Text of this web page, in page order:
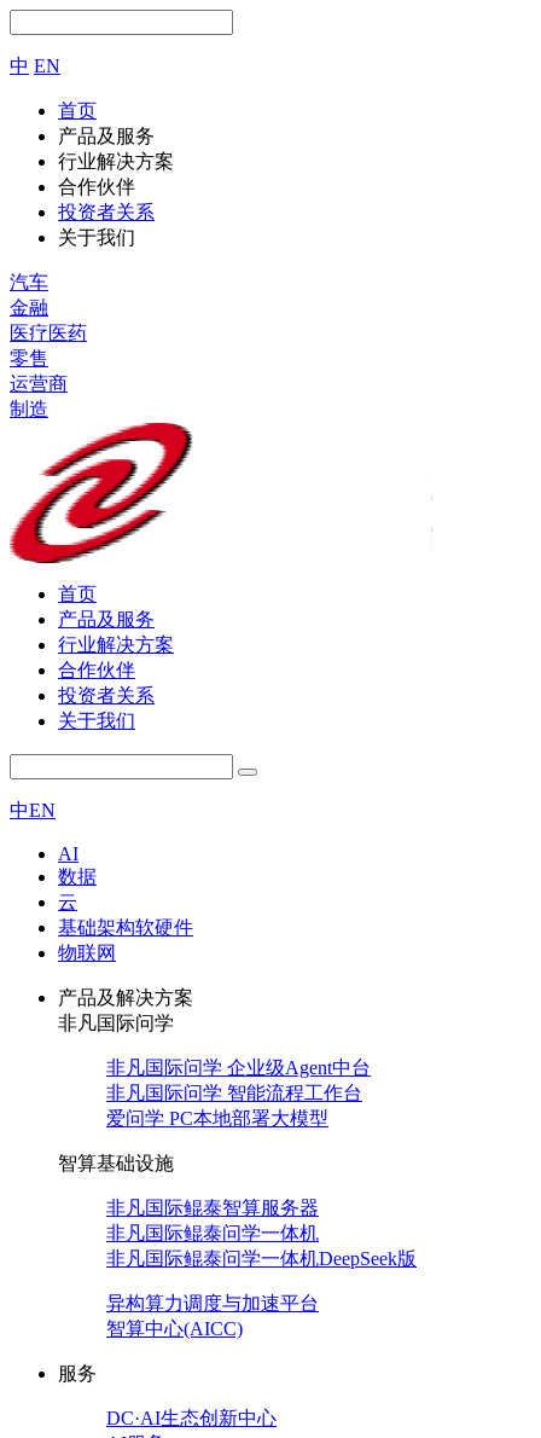
中 EN
首页
产品及服务
行业解决方案
合作伙伴
投资者关系
关于我们
汽车
金融
医疗医药
零售
运营商
制造
首页
产品及服务
行业解决方案
合作伙伴
投资者关系
关于我们
中EN
AI
数据
云
基础架构软硬件
物联网
产品及解决方案
非凡国际问学
非凡国际问学 企业级Agent中台
非凡国际问学 智能流程工作台
爱问学 PC本地部署大模型
智算基础设施
非凡国际鲲泰智算服务器
非凡国际鲲泰问学一体机
非凡国际鲲泰问学一体机DeepSeek版
异构算力调度与加速平台
智算中心(AICC)
服务
DC·AI生态创新中心